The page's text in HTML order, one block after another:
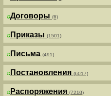
Договоры (6)
Приказы (1501)
Письма (491)
Постановления (6017)
Распоряжения (7210)